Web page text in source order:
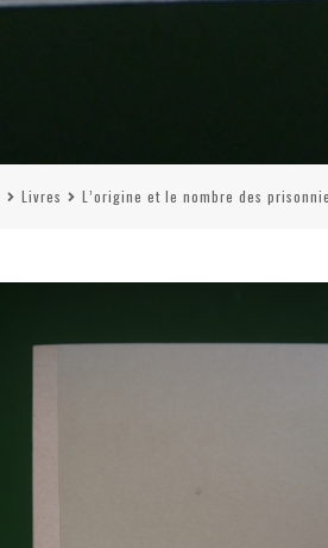
Livres L’origine et le nombre des